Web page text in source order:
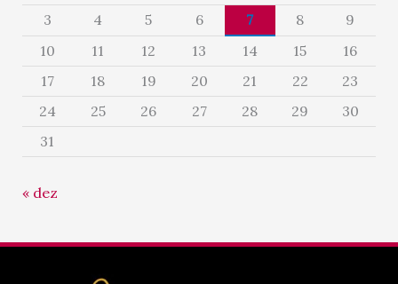
3
4 5 6 7 8
9
10
11 12 13 14 15
16
17
18 19 20 21 22
23
24
25 26 27 28 29
30
31
« dez